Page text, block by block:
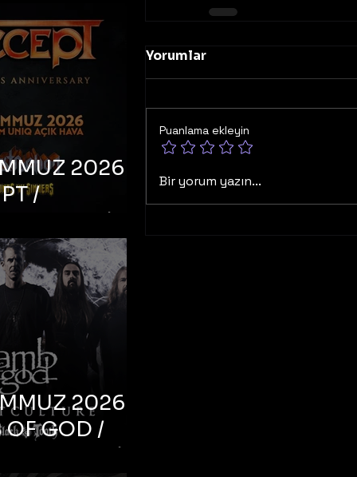
Yorumlar
Puanlama ekleyin
Bir yorum yazın...
– İstanbul,
Uniq
2026 –
/
/
‘N’
– İstanbul,
Uniq
2026 –
OF GOD /
CULTURE /